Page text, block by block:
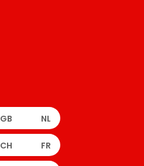
GB NL
CH FR